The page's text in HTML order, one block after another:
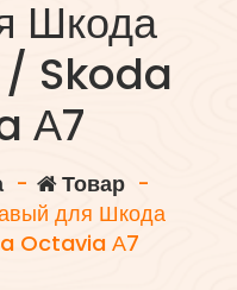
Шкода
/ Skoda
А7
- Товар-
для Шкода
Octavia А7